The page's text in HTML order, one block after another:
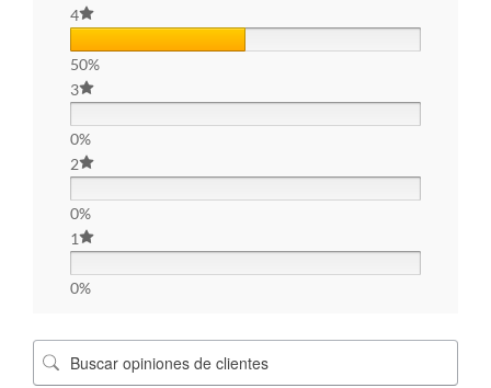
4
50%
3
0%
2
0%
1
0%